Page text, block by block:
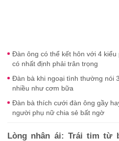
Đàn ông có thể kết hôn với 4
có nhất định phải trân trọng
Đàn bà khi ngoại tình thường nói
nhiều như cơm bữa
Đàn bà thích cưới đàn ông gầy
người phụ nữ chia sẻ bất ngờ
Lòng nhân ái: Trái tim từ